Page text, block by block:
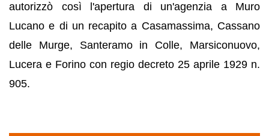
autorizzò così l'apertura di un'agenzia a Muro
Lucano e di un recapito a Casamassima, Cassano
delle Murge, Santeramo in Colle, Marsiconuovo,
Lucera e Forino con regio decreto 25 aprile 1929 n.
905.